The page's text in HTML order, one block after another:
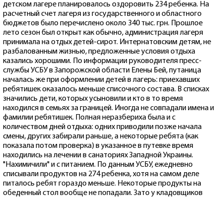
детском лагере планировалось оздоровить 234 ребенка. На
расчетный счет лагеря из государственного и областного
бюджетов было перечислено около 340 тыс. грн. Прошлое
лето сезон был открыт как обычно, администрация лагеря
принимала на отдых детей-сирот. Интернатовским детям, не
разбалованным жизнью, предложенные условия отдыха
казались хорошими. По информации руководителя пресс-
службы УСБУ в Запорожской области Елены Бей, путаница
началась же при оформлении детей в лагерь: приехавших
ребятишек оказалось меньше списочного состава. В списках
значились дети, которых усыновили и кто в то время
находился в семьях за границей. Иногда не совпадали имена и
фамилии ребятишек. Полная неразбериха была и с
количеством дней отдыха: одних приводили позже начала
смены, других забирали раньше, а некоторые ребята (как
показала потом проверка) в указанное в путевке время
находились на лечении в санаториях Западной Украины.
"Нахимичили" и с питанием. По данным УСБУ, ежедневно
списывали продуктов на 274 ребенка, хотя на самом деле
питалось ребят гораздо меньше. Некоторые продукты на
обеденный стол вообще не попадали. Зато у кладовщиков